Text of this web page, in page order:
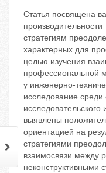
Статья посвящена
стратегиям
характерных для
целью изучения
профессиональной
у инженерно-
исследование среди
исследовательского
выявлены
ориентацией на
стратегиями
взаимосвязи между
неконструктивными